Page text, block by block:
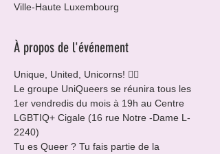
Ville-Haute Luxembourg
À propos de l'événement
Unique, United, Unicorns! 🏳️‍🌈
Le groupe UniQueers se réunira tous les
1er vendredis du mois à 19h au Centre
LGBTIQ+ Cigale (16 rue Notre -Dame L-
2240)
Tu es Queer ? Tu fais partie de la